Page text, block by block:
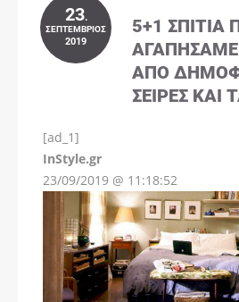
23.
ΣΕΠΤΈΜΒΡΙΟΣ
2019
5+1 ΣΠΊΤΙΑ
ΑΠΌ
ΣΕΙΡΈΣ ΚΑΙ
[ad_1]
InStyle.gr
23/09/2019 @ 11:18:52